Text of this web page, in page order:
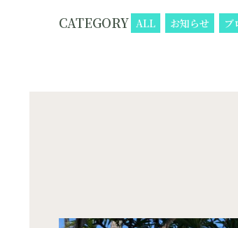
CATEGORY ALL お知らせ ブ